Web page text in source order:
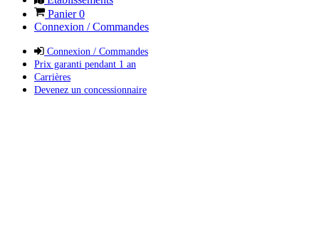
Panier0
Connexion / Commandes
Connexion / Commandes
Prix garanti pendant 1 an
Carrières
Devenez un concessionnaire